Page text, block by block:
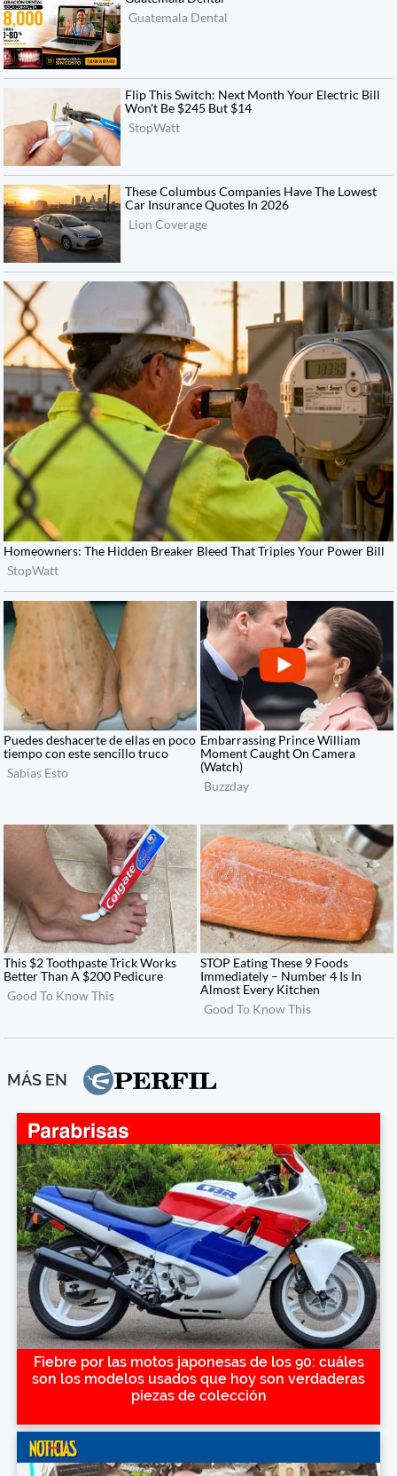
MÁS EN
Fiebre por las motos japonesas de los 90: cuáles
son los modelos usados que hoy son verdaderas
piezas de colección